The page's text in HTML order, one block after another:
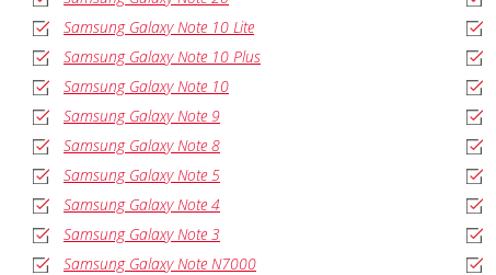
Samsung Galaxy Note 10 Lite
Samsung Galaxy Note 10 Plus
Samsung Galaxy Note 10
Samsung Galaxy Note 9
Samsung Galaxy Note 8
Samsung Galaxy Note 5
Samsung Galaxy Note 4
Samsung Galaxy Note 3
Samsung Galaxy Note N7000